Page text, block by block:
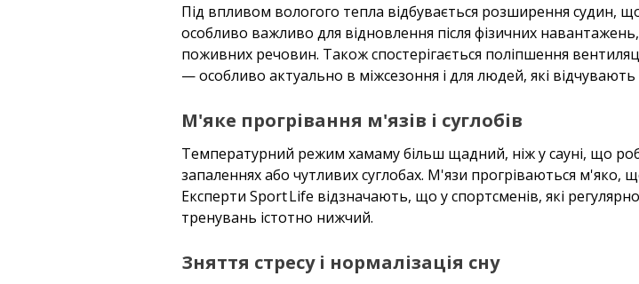
Під впливом вологого тепла відбувається розширення судин,
особливо важливо для відновлення після фізичних
поживних речовин. Також спостерігається поліпшення
— особливо актуально в міжсезоння і для людей, які
М'яке прогрівання м'язів і суглобів
Температурний режим хамаму більш щадний, ніж у сауні, що
запаленнях або чутливих суглобах. М'язи прогріваються м'яко,
Експерти Sport Life відзначають, що у спортсменів, які
тренувань істотно нижчий.
Зняття стресу і нормалізація сну